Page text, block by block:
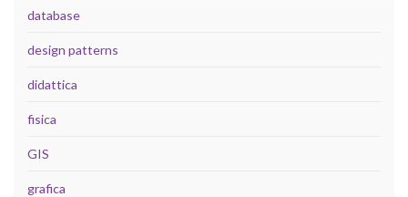
database
design patterns
didattica
fisica
GIS
grafica